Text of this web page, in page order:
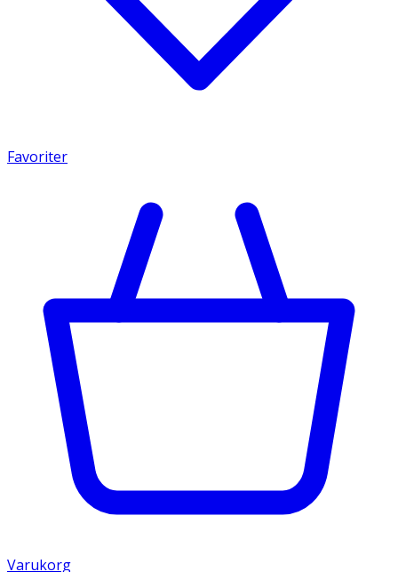
Favoriter
Varukorg